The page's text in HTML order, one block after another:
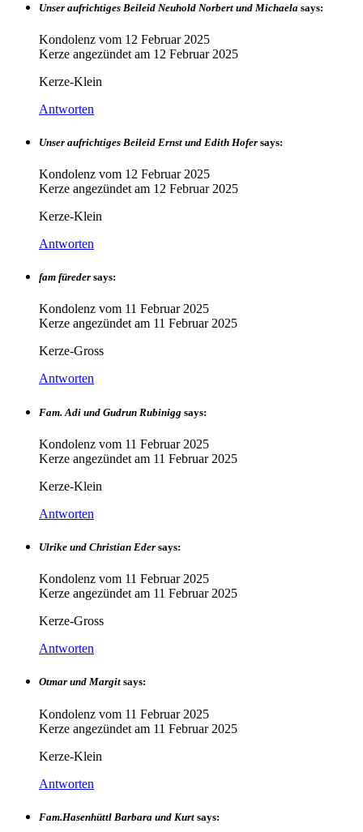
Unser aufrichtiges Beileid Neuhold Norbert und Michaela says:
Kondolenz vom 12 Februar 2025
Kerze angezündet am 12 Februar 2025
Kerze-Klein
Antworten
Unser aufrichtiges Beileid Ernst und Edith Hofer says:
Kondolenz vom 12 Februar 2025
Kerze angezündet am 12 Februar 2025
Kerze-Klein
Antworten
fam füreder says:
Kondolenz vom 11 Februar 2025
Kerze angezündet am 11 Februar 2025
Kerze-Gross
Antworten
Fam. Adi und Gudrun Rubinigg says:
Kondolenz vom 11 Februar 2025
Kerze angezündet am 11 Februar 2025
Kerze-Klein
Antworten
Ulrike und Christian Eder says:
Kondolenz vom 11 Februar 2025
Kerze angezündet am 11 Februar 2025
Kerze-Gross
Antworten
Otmar und Margit says:
Kondolenz vom 11 Februar 2025
Kerze angezündet am 11 Februar 2025
Kerze-Klein
Antworten
Fam.Hasenhüttl Barbara und Kurt says: